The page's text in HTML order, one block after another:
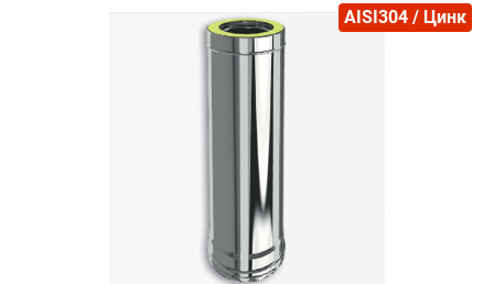
AISI304 / Цинк